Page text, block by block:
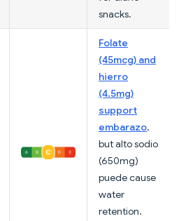
snacks.
Folate
(45mcg) and
hierro
(4.5mg)
support
embarazo,
but alto sodio
(650mg)
puede cause
water
retention.